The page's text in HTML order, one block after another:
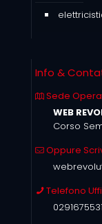
Info &
Sede
WEB
Corso
Oppure
Telefono
0291675531